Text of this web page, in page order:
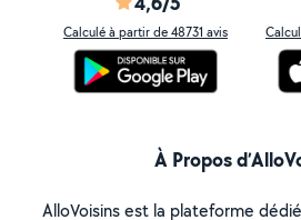
Calculé à partir de 48731 avis
À Propos
AlloVoisins est la plateforme